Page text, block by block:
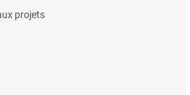
projets